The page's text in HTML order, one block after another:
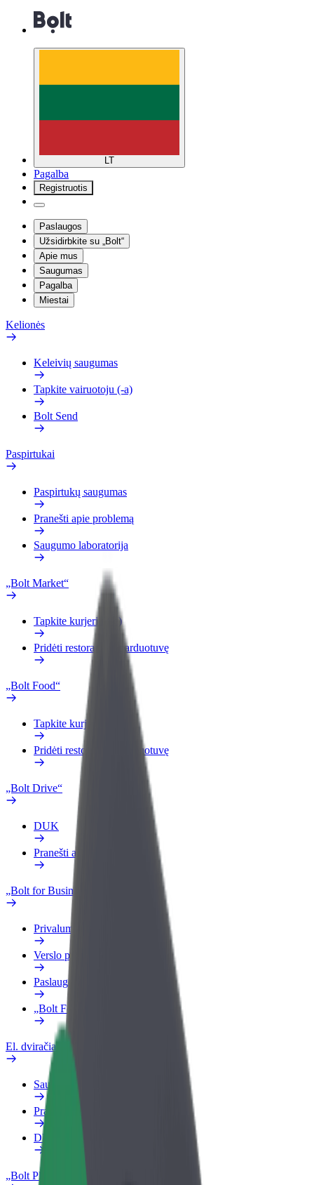
LT
Pagalba
Registruotis
Paslaugos
Užsidirbkite su „Bolt“
Apie mus
Saugumas
Pagalba
Miestai
Kelionės
Keleivių saugumas
Tapkite vairuotoju (-a)
Bolt Send
Paspirtukai
Paspirtukų saugumas
Pranešti apie problemą
Saugumo laboratorija
„Bolt Market“
Tapkite kurjeriu (-e)
Pridėti restoraną ar parduotuvę
„Bolt Food“
Tapkite kurjeriu (-e)
Pridėti restoraną ar parduotuvę
„Bolt Drive“
DUK
Pranešti apie automobilį
„Bolt for Business“
Privalumai
Verslo profilis
Paslaugos
„Bolt Food“ verslui
El. dviračiai
Saugumo laboratorija
Pranešti apie problemą
DUK
„Bolt Plus“